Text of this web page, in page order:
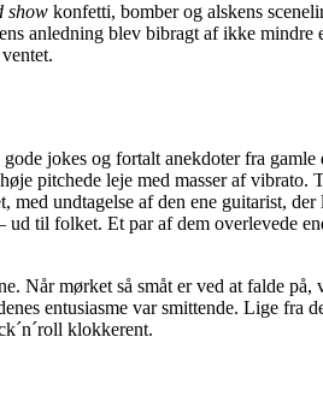
show konfetti, bomber og alskens
anledning blev bibragt af ikke
jokes og fortalt anekdoter fra
pitchede leje med masser af
undtagelse af den ene guitarist,
til folket. Et par af dem overlevede
Når mørket så småt er ved at falde
entusiasme var smittende. Lige fra
klokkerent.